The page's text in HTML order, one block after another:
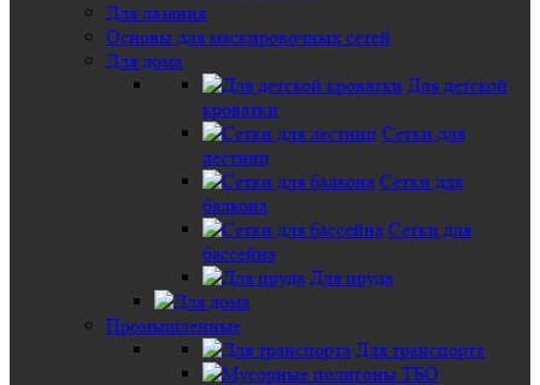
Для лазания
Основы для маскировочных сетей
Для дома
Для детской
кроватки
Сетки для
лестниц
Сетки для
балкона
Сетки для
бассейна
Для пруда
Промышленные
Для транспорта